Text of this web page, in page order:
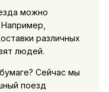
можно
различных
людей.
Сейчас мы
поезд